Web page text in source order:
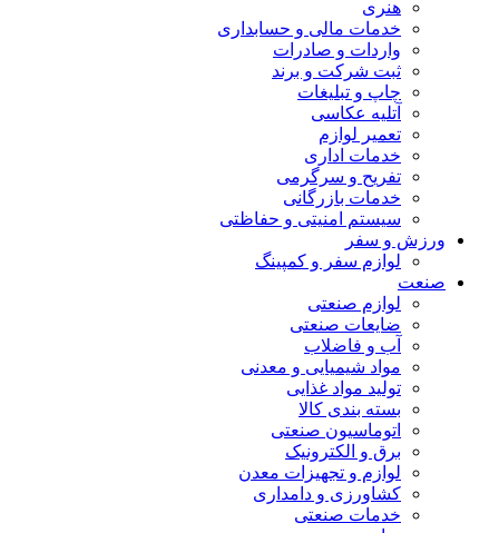
هنری
خدمات مالی و حسابداری
واردات و صادرات
ثبت شرکت و برند
چاپ و تبلیغات
آتلیه عکاسی
تعمیر لوازم
خدمات اداری
تفریح و سرگرمی
خدمات بازرگانی
سیستم امنیتی و حفاظتی
ورزش و سفر
لوازم سفر و کمپینگ
صنعت
لوازم صنعتی
ضایعات صنعتی
آب و فاضلاب
مواد شیمیایی و معدنی
تولید مواد غذایی
بسته بندی کالا
اتوماسیون صنعتی
برق و الکترونیک
لوازم و تجهیزات معدن
کشاورزی و دامداری
خدمات صنعتی